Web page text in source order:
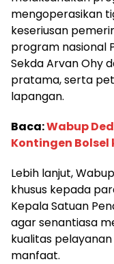
mengoperasikan
keseriusan
program nasional
Sekda Arvan Ohy
pratama, serta
lapangan.
Baca:Wabup
Kontingen Bolsel
Lebih lanjut,
khusus kepada
Kepala Satuan
agar senantiasa
kualitas
manfaat.